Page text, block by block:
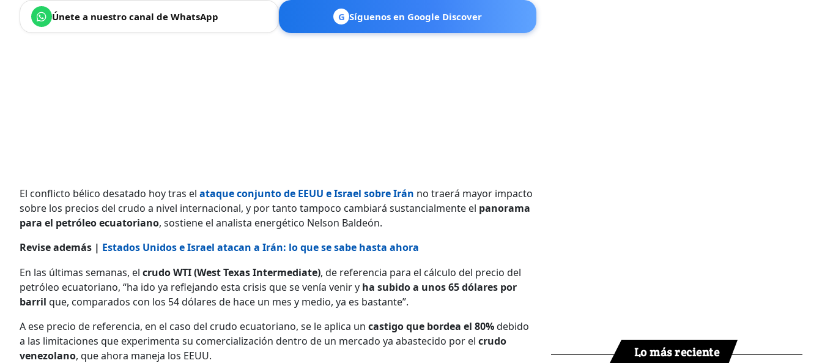
Únete a nuestro canal de WhatsApp G Síguenos en Google Discover
El conflicto bélico desatado hoy tras el ataque conjunto de EEUU e Israel sobre Irán no traerá mayor impacto
sobre los precios del crudo a nivel internacional, y por tanto tampoco cambiará sustancialmente el panorama
para el petróleo ecuatoriano, sostiene el analista energético Nelson Baldeón.
Revise además | Estados Unidos e Israel atacan a Irán: lo que se sabe hasta ahora
En las últimas semanas, el crudo WTI (West Texas Intermediate), de referencia para el cálculo del precio del
petróleo ecuatoriano, “ha ido ya reflejando esta crisis que se venía venir y ha subido a unos 65 dólares por
barril que, comparados con los 54 dólares de hace un mes y medio, ya es bastante”.
A ese precio de referencia, en el caso del crudo ecuatoriano, se le aplica un castigo que bordea el 80%debido
a las limitaciones que experimenta su comercialización dentro de un mercado ya abastecido por el crudo
venezolano, que ahora maneja los EEUU. Lo más reciente